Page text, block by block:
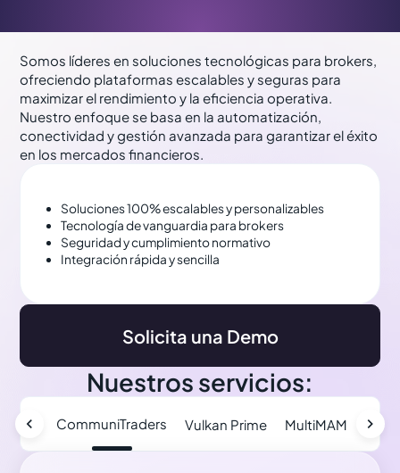
Somos líderes en soluciones tecnológicas para brokers,
ofreciendo plataformas escalables y seguras para
maximizar el rendimiento y la eficiencia operativa.
Nuestro enfoque se basa en la automatización,
conectividad y gestión avanzada para garantizar el éxito
en los mercados financieros.
Soluciones 100% escalables y personalizables
Tecnología de vanguardia para brokers
Seguridad y cumplimiento normativo
Integración rápida y sencilla
Solicita una Demo
Nuestros servicios:
CommuniTraders Vulkan Prime MultiMAM Risk
 